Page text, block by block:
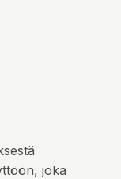
joka